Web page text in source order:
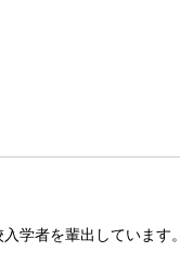
学者を輩出しています。